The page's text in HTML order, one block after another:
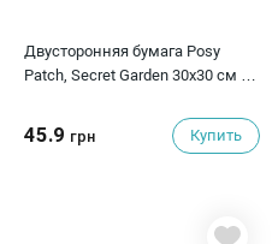
Двусторонняя бумага Posy
Patch, Secret Garden 30х30 см от
45.9 грн Купить